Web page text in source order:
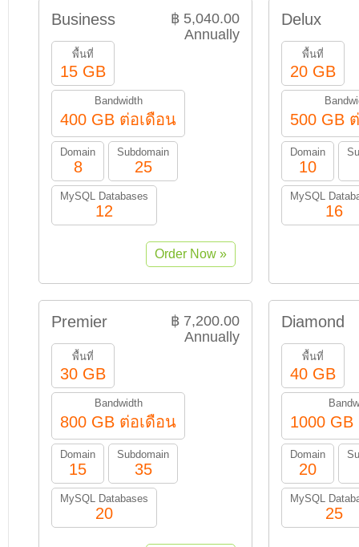
฿ 5,040.00
Annually
Business
พื้นที่
15 GB
Bandwidth
400 GB ต่อเดือน
Domain
8
Subdomain
25
MySQL Databases
12
Delux
พื้นที่
20 GB
500 GB
Domain
10
MySQL
16
฿ 7,200.00
Annually
Premier
พื้นที่
30 GB
Bandwidth
800 GB ต่อเดือน
Domain
15
Subdomain
35
MySQL Databases
20
Diamond
พื้นที่
40 GB
1000
Domain
20
MySQL
25